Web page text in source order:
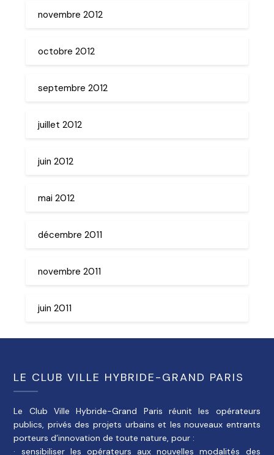
novembre 2012
octobre 2012
septembre 2012
juillet 2012
juin 2012
mai 2012
décembre 2011
novembre 2011
juin 2011
LE CLUB VILLE HYBRIDE-GRAND PARIS
Le Club Ville Hybride-Grand Paris réunit les opérateurs
publics, privés des projets urbains et les nouveaux entrants
porteurs d’innovation de toute nature, pour :
· sensibiliser les opérateurs aux nouvelles modalités des